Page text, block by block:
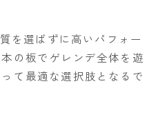
を選ばずに高いパフォー
の板でゲレンデ全体を遊
て最適な選択肢となるで